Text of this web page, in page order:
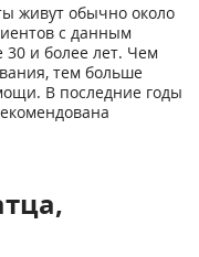
живут обычно около
с данным
30 и более лет. Чем
тем больше
В последние годы